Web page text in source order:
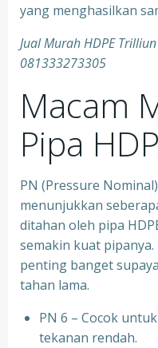
yang menghasilkan
Jual Murah HDPE
081333273305
Macam
Pipa
PN (Pressure
menunjukkan
ditahan oleh pipa
semakin kuat
penting banget
tahan lama.
PN 6 – Cocok
tekanan rendah.